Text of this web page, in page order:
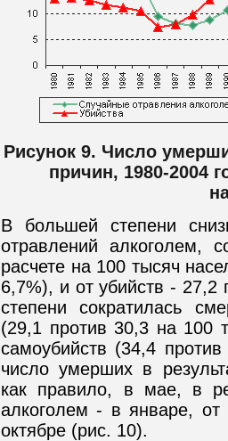
Рисунок 9. Число
причин, 1980-2004
В большей степени
отравлений алкоголем,
расчете на 100 тысяч
6,7%), и от убийств -
степени сократилась
(29,1 против 30,3 на 100
самоубийств (34,4
число умерших в
как правило, в мае, в
алкоголем - в январе, от
октябре (рис. 10).